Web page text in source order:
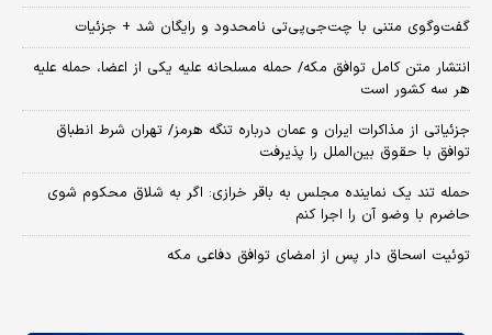
گفت‌وگوی متنی با چت‌جی‌پی‌تی نامحدود و رایگان شد + جزئیات
انتشار متن کامل توافق مکه/ حمله مسلحانه علیه یکی از اعضا، حمله علیه
هر سه کشور است
جزئیاتی از مذاکرات ایران و عمان درباره تنگه هرمز/ تهران شرط انطباق
توافق با حقوق بین‌الملل را پذیرفت
حمله تند یک نماینده مجلس به باقر خرازی: اگر به شلاق محکوم شوی
حاضرم با وضو آن را اجرا کنم
توئیت اسحاق دار پس از امضای توافق دفاعی مکه